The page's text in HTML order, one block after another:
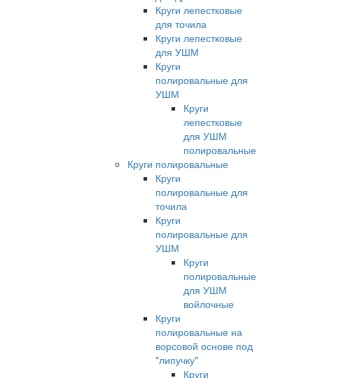
Круги лепестковые
для точила
Круги лепестковые
для УШМ
Круги
полировальные для
УШМ
Круги
лепестковые
для УШМ
полировальные
Круги полировальные
Круги
полировальные для
точила
Круги
полировальные для
УШМ
Круги
полировальные
для УШМ
войлочные
Круги
полировальные на
ворсовой основе под
"липучку"
Круги